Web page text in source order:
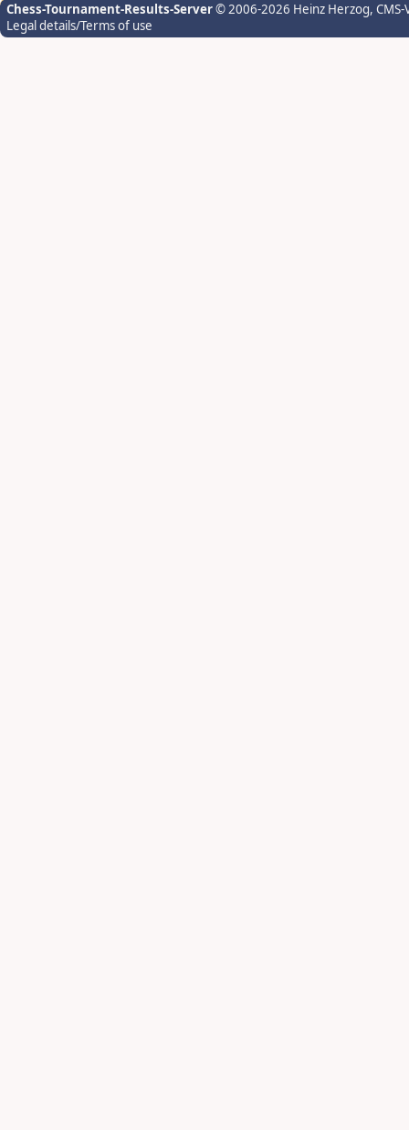
Chess-Tournament-Results-Server© 2006-2026 Heinz Herzog,
Legal details/Terms of use